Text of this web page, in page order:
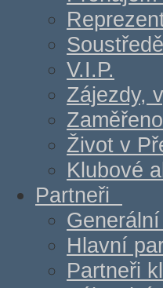
V.I.P.
Zájezdy,
Život v
Klubové
Partneři
Hlavní
Partneři